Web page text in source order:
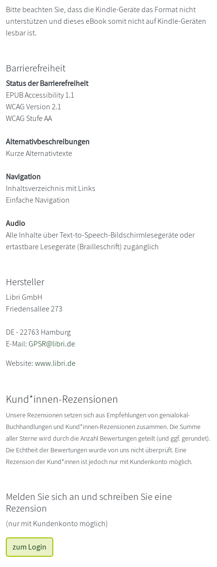
Bitte beachten Sie, dass die Kindle-Geräte das Format nicht
unterstützen und dieses eBook somit nicht auf Kindle-Geräten
lesbar ist.
Barrierefreiheit
Status der Barrierefreiheit
EPUB Accessibility 1.1
WCAG Version 2.1
WCAG Stufe AA
Alternativbeschreibungen
Kurze Alternativtexte
Navigation
Inhaltsverzeichnis mit Links
Einfache Navigation
Audio
Alle Inhalte über Text-to-Speech-Bildschirmlesegeräte oder
ertastbare Lesegeräte (Brailleschrift) zugänglich
Hersteller
Libri GmbH
Friedensallee 273
DE - 22763 Hamburg
E-Mail:GPSR@libri.de
Website:www.libri.de
Kund*innen-Rezensionen
Unsere Rezensionen setzen sich aus Empfehlungen von genialokal-
Buchhandlungen und Kund*innen-Rezensionen zusammen. Die Summe
aller Sterne wird durch die Anzahl Bewertungen geteilt (und ggf. gerundet).
Die Echtheit der Bewertungen wurde von uns nicht überprüft. Eine
Rezension der Kund*innen ist jedoch nur mit Kundenkonto möglich.
Melden Sie sich an und schreiben Sie eine
Rezension
(nur mit Kundenkonto möglich)
zum Login